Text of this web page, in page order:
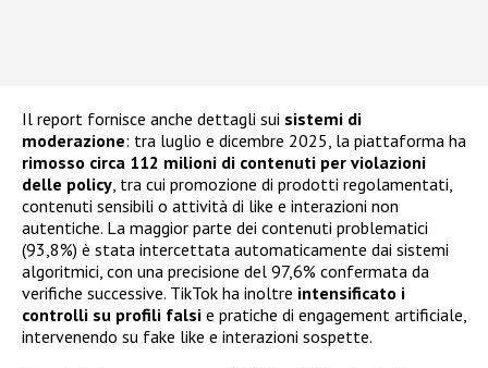
Il report fornisce anche dettagli sui sistemi di
moderazione: tra luglio e dicembre 2025, la piattaforma ha
rimosso circa 112 milioni di contenuti per violazioni
delle policy, tra cui promozione di prodotti regolamentati,
contenuti sensibili o attività di like e interazioni non
autentiche. La maggior parte dei contenuti problematici
(93,8%) è stata intercettata automaticamente dai sistemi
algoritmici, con una precisione del 97,6% confermata da
verifiche successive. TikTok ha inoltre intensificato i
controlli su profili falsi e pratiche di engagement artificiale,
intervenendo su fake like e interazioni sospette.